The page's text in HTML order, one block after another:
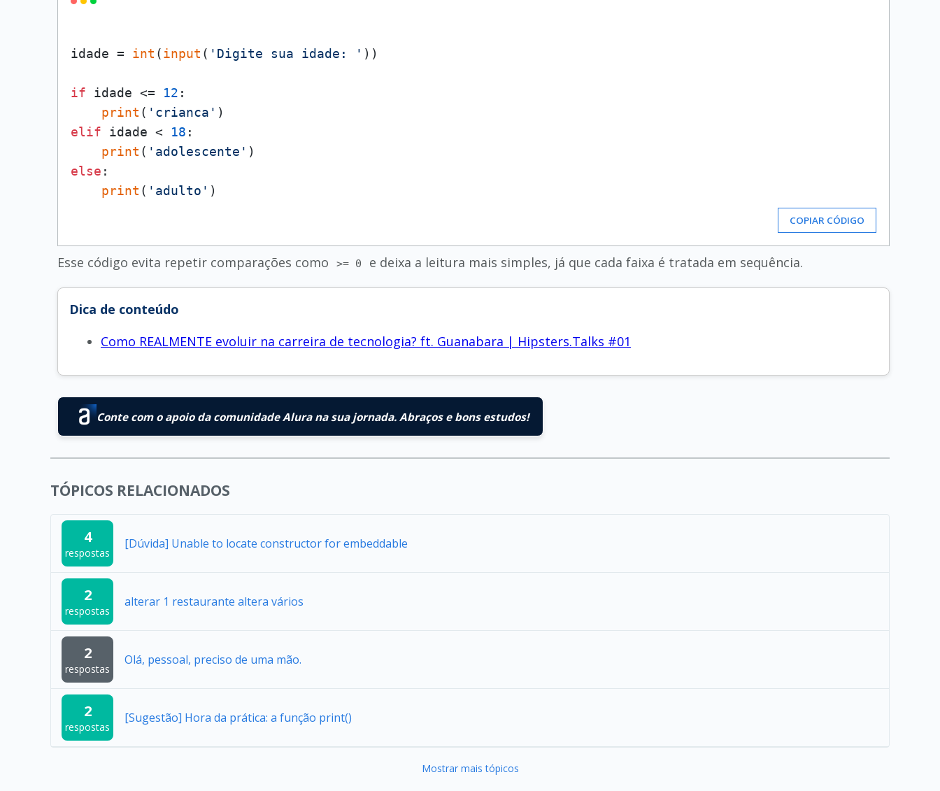
idade = int (input ( 'Digite sua idade: ' ))
if idade <= 12 :
print ( 'crianca'
elif idade < 18 :
print ( 'adolescente'
else :
print ( 'adulto'
COPIAR CÓDIGO
Esse código evita repetir comparações como >= 0 e deixa a leitura mais simples, já que cada faixa é tratada em sequência.
Dica de conteúdo
Como REALMENTE evoluir na carreira de tecnologia? ft. Guanabara | Hipsters.Talks #01
Conte com o apoio da comunidade Alura na sua jornada. Abraços e bons estudos!
TÓPICOS RELACIONADOS
4
respostas
[Dúvida] Unable to locate constructor for embeddable
2
respostas
alterar 1 restaurante altera vários
2
respostas
Olá, pessoal, preciso de uma mão.
2
respostas
[Sugestão] Hora da prática: a função print()
Mostrar mais tópicos